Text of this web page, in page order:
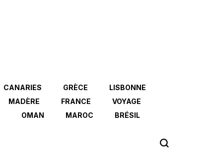
CANARIES GRÈCE
LISBONNE
MADÈRE FRANCE
VOYAGE
OMAN MAROC
BRÉSIL